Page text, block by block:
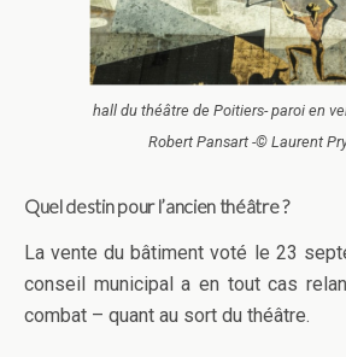
hall du théâtre de Poitiers- paroi en
Robert Pansart -© Laurent
Quel destin pour l’ancien théâtre ?
La vente du bâtiment voté le 23
conseil municipal a en tout cas
combat – quant au sort du théâtre.